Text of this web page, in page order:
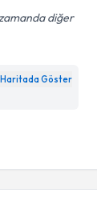
diğer
Haritada Göster